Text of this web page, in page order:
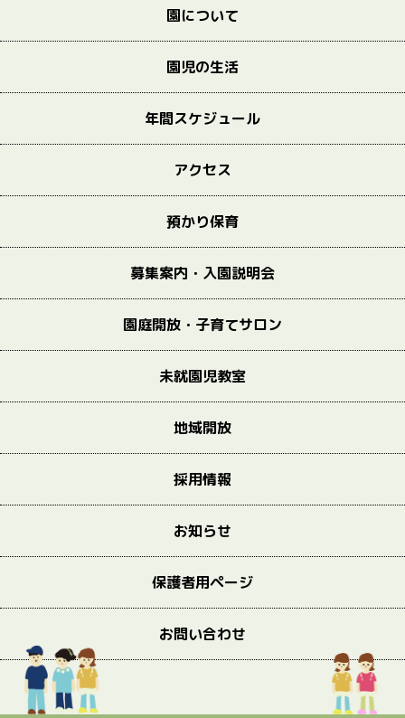
園について
園児の生活
年間スケジュール
アクセス
預かり保育
募集案内・入園説明会
園庭開放・子育てサロン
未就園児教室
地域開放
採用情報
お知らせ
保護者用ページ
お問い合わせ